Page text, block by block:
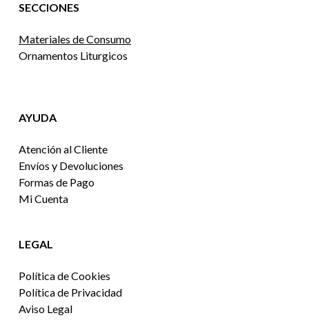
SECCIONES
Materiales de Consumo
Ornamentos Liturgicos
AYUDA
Atención al Cliente
Envíos y Devoluciones
Formas de Pago
Mi Cuenta
LEGAL
Política de Cookies
Política de Privacidad
Aviso Legal